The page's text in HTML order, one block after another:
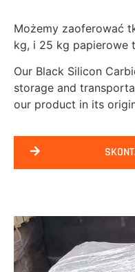
Możemy zaoferować
kg, i 25 kg papierowe
Our Black Silicon
storage and
our product in its